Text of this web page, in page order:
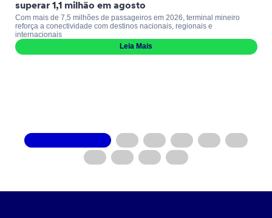
superar 1,1 milhão em agosto
Com mais de 7,5 milhões de passageiros em 2026, terminal mineiro
reforça a conectividade com destinos nacionais, regionais e
internacionais
Leia Mais